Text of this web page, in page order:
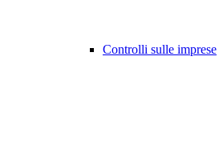
Controlli sulle imprese